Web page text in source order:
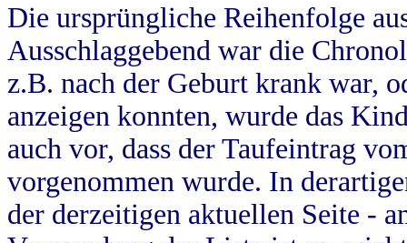
Die ursprüngliche Reihenfolge
Ausschlaggebend war die
z.B. nach der Geburt krank war,
anzeigen konnten, wurde das
auch vor, dass der Taufeintrag
vorgenommen wurde. In
der derzeitigen aktuellen Seite -